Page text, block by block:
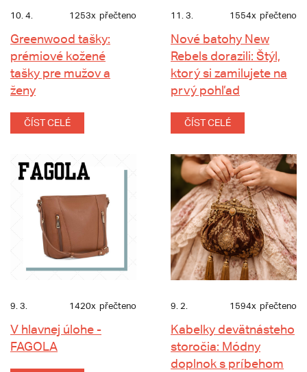
10. 4. 1253x přečteno
Greenwood tašky:
prémiové kožené
tašky pre mužov a
ženy
ČÍST CELÉ
11. 3. 1554x přečteno
Nové batohy New
Rebels dorazili: Štýl,
ktorý si zamilujete na
prvý pohľad
ČÍST CELÉ
9. 3. 1420x přečteno
V hlavnej úlohe -
FAGOLA
9. 2. 1594x přečteno
Kabelky devätnásteho
storočia: Módny
doplnok s príbehom